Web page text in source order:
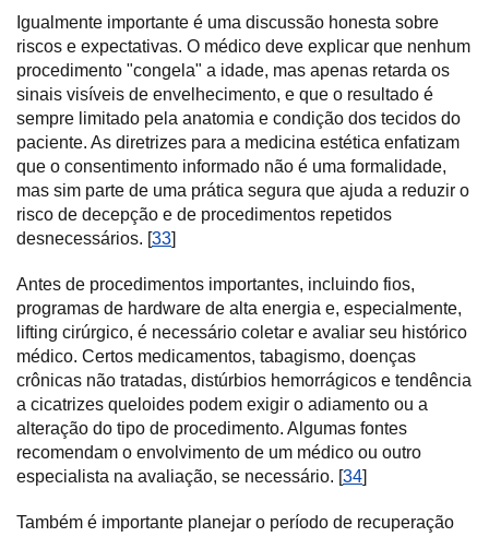
Igualmente importante é uma discussão honesta sobre
riscos e expectativas. O médico deve explicar que nenhum
procedimento "congela" a idade, mas apenas retarda os
sinais visíveis de envelhecimento, e que o resultado é
sempre limitado pela anatomia e condição dos tecidos do
paciente. As diretrizes para a medicina estética enfatizam
que o consentimento informado não é uma formalidade,
mas sim parte de uma prática segura que ajuda a reduzir o
risco de decepção e de procedimentos repetidos
desnecessários. [33]
Antes de procedimentos importantes, incluindo fios,
programas de hardware de alta energia e, especialmente,
lifting cirúrgico, é necessário coletar e avaliar seu histórico
médico. Certos medicamentos, tabagismo, doenças
crônicas não tratadas, distúrbios hemorrágicos e tendência
a cicatrizes queloides podem exigir o adiamento ou a
alteração do tipo de procedimento. Algumas fontes
recomendam o envolvimento de um médico ou outro
especialista na avaliação, se necessário. [34]
Também é importante planejar o período de recuperação